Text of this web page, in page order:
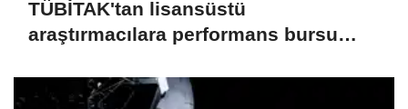
TÜBİTAK'tan lisansüstü
araştırmacılara performans bursu